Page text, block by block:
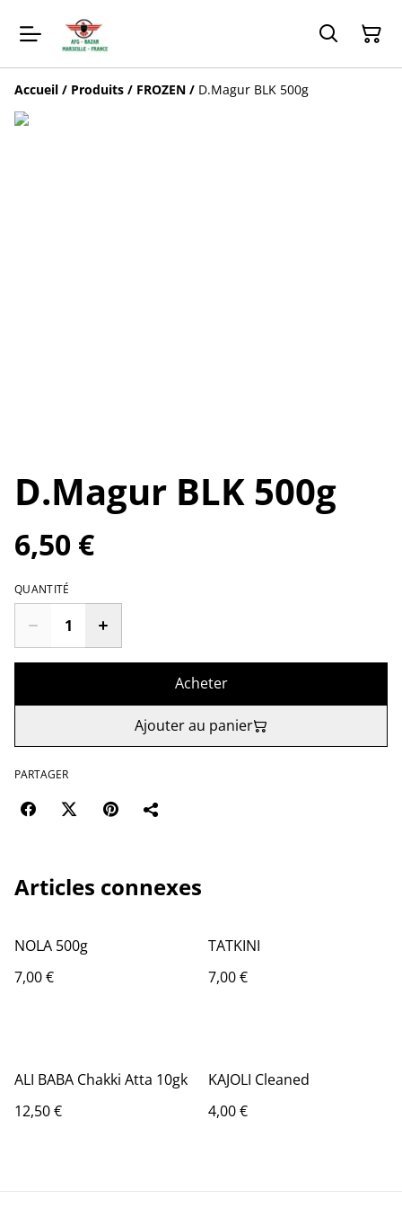
Accueil / Produits / FROZEN / D.Magur BLK 500g
D.Magur BLK 500g
6,50 €
QUANTITÉ
Acheter
Ajouter au panier
PARTAGER
Articles connexes
NOLA 500g
7,00 €
TATKINI
7,00 €
ALI BABA Chakki Atta 10gk
12,50 €
KAJOLI Cleaned
4,00 €